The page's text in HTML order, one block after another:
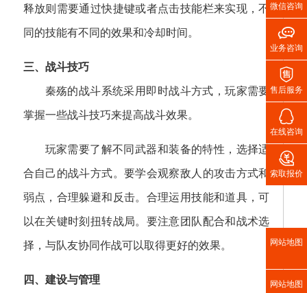
释放则需要通过快捷键或者点击技能栏来实现，不
同的技能有不同的效果和冷却时间。
三、战斗技巧
秦殇的战斗系统采用即时战斗方式，玩家需要
掌握一些战斗技巧来提高战斗效果。
玩家需要了解不同武器和装备的特性，选择适
合自己的战斗方式。要学会观察敌人的攻击方式和
弱点，合理躲避和反击。合理运用技能和道具，可
以在关键时刻扭转战局。要注意团队配合和战术选
择，与队友协同作战可以取得更好的效果。
四、建设与管理
微信咨询

业务咨询

售后服务

在线咨询

索取报价
网站地图
网站地图